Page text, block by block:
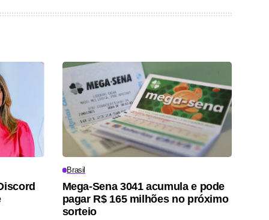
Brasil
Mega-Sena 3041 acumula e pode
pagar R$ 165 milhões no próximo
sorteio